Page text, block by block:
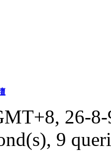
26-
9